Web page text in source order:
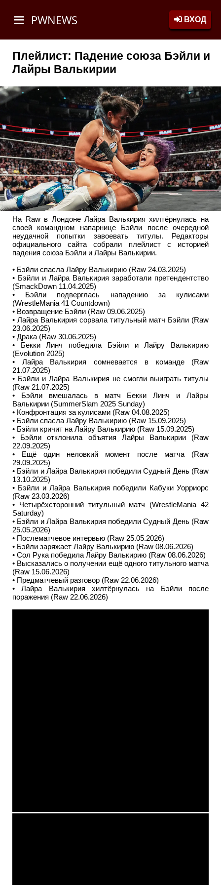
PWNEWS ВХОД
Плейлист: Падение союза Бэйли и
Лайры Валькирии
На Raw в Лондоне Лайра Валькирия хилтёрнулась на
своей командном напарнице Бэйли после очередной
неудачной попытки завоевать титулы. Редакторы
официального сайта собрали плейлист с историей
падения союза Бэйли и Лайры Валькирии.
• Бэйли спасла Лайру Валькирию (Raw 24.03.2025)
• Бэйли и Лайра Валькирия заработали претендентство
(SmackDown 11.04.2025)
• Бэйли подверглась нападению за кулисами
(WrestleMania 41 Countdown)
• Возвращение Бэйли (Raw 09.06.2025)
• Лайра Валькирия сорвала титульный матч Бэйли (Raw
23.06.2025)
• Драка (Raw 30.06.2025)
• Бекки Линч победила Бэйли и Лайру Валькирию
(Evolution 2025)
• Лайра Валькирия сомневается в команде (Raw
21.07.2025)
• Бэйли и Лайра Валькирия не смогли выиграть титулы
(Raw 21.07.2025)
• Бэйли вмешалась в матч Бекки Линч и Лайры
Валькирии (SummerSlam 2025 Sunday)
• Конфронтация за кулисами (Raw 04.08.2025)
• Бэйли спасла Лайру Валькирию (Raw 15.09.2025)
• Бэйли кричит на Лайру Валькирию (Raw 15.09.2025)
• Бэйли отклонила объятия Лайры Валькирии (Raw
22.09.2025)
• Ещё один неловкий момент после матча (Raw
29.09.2025)
• Бэйли и Лайра Валькирия победили Судный День (Raw
13.10.2025)
• Бэйли и Лайра Валькирия победили Кабуки Уорриорс
(Raw 23.03.2026)
• Четырёхсторонний титульный матч (WrestleMania 42
Saturday)
• Бэйли и Лайра Валькирия победили Судный День (Raw
25.05.2026)
• Послематчевое интервью (Raw 25.05.2026)
• Бэйли заряжает Лайру Валькирию (Raw 08.06.2026)
• Сол Рука победила Лайру Валькирию (Raw 08.06.2026)
• Высказались о получении ещё одного титульного матча
(Raw 15.06.2026)
• Предматчевый разговор (Raw 22.06.2026)
• Лайра Валькирия хилтёрнулась на Бэйли после
поражения (Raw 22.06.2026)